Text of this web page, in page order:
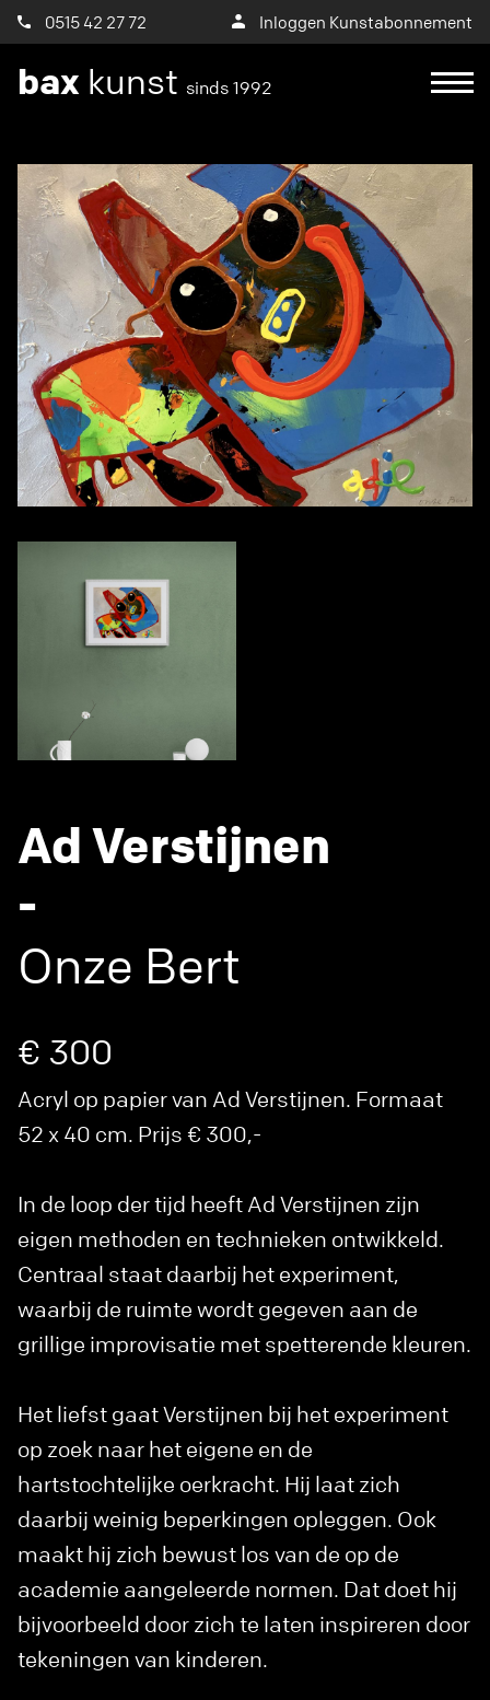
0515 42 27 72 Inloggen Kunstabonnement
bax kunst sinds 1992
Ad Verstijnen
-
Onze Bert
€ 300
Acryl op papier van Ad Verstijnen. Formaat
52 x 40 cm. Prijs € 300,-
In de loop der tijd heeft Ad Verstijnen zijn
eigen methoden en technieken ontwikkeld.
Centraal staat daarbij het experiment,
waarbij de ruimte wordt gegeven aan de
grillige improvisatie met spetterende kleuren.
Het liefst gaat Verstijnen bij het experiment
op zoek naar het eigene en de
hartstochtelijke oerkracht. Hij laat zich
daarbij weinig beperkingen opleggen. Ook
maakt hij zich bewust los van de op de
academie aangeleerde normen. Dat doet hij
bijvoorbeeld door zich te laten inspireren door
tekeningen van kinderen.